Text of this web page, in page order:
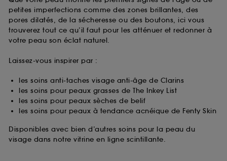
petites imperfections comme des zones brillantes, des
pores dilatés, de la sécheresse ou des boutons, ici vous
trouverez tout ce qu’il faut pour les atténuer et redonner à
votre peau son éclat naturel.
Laissez-vous inspirer par :
les soins anti-taches visage anti-âge de Clarins
les soins pour peaux grasses de The Inkey List
les soins pour peaux sèches de belif
les soins pour peaux à tendance acnéique de Fenty Skin
Disponibles avec bien d’autres soins pour la peau du
visage dans notre vitrine en ligne scintillante.